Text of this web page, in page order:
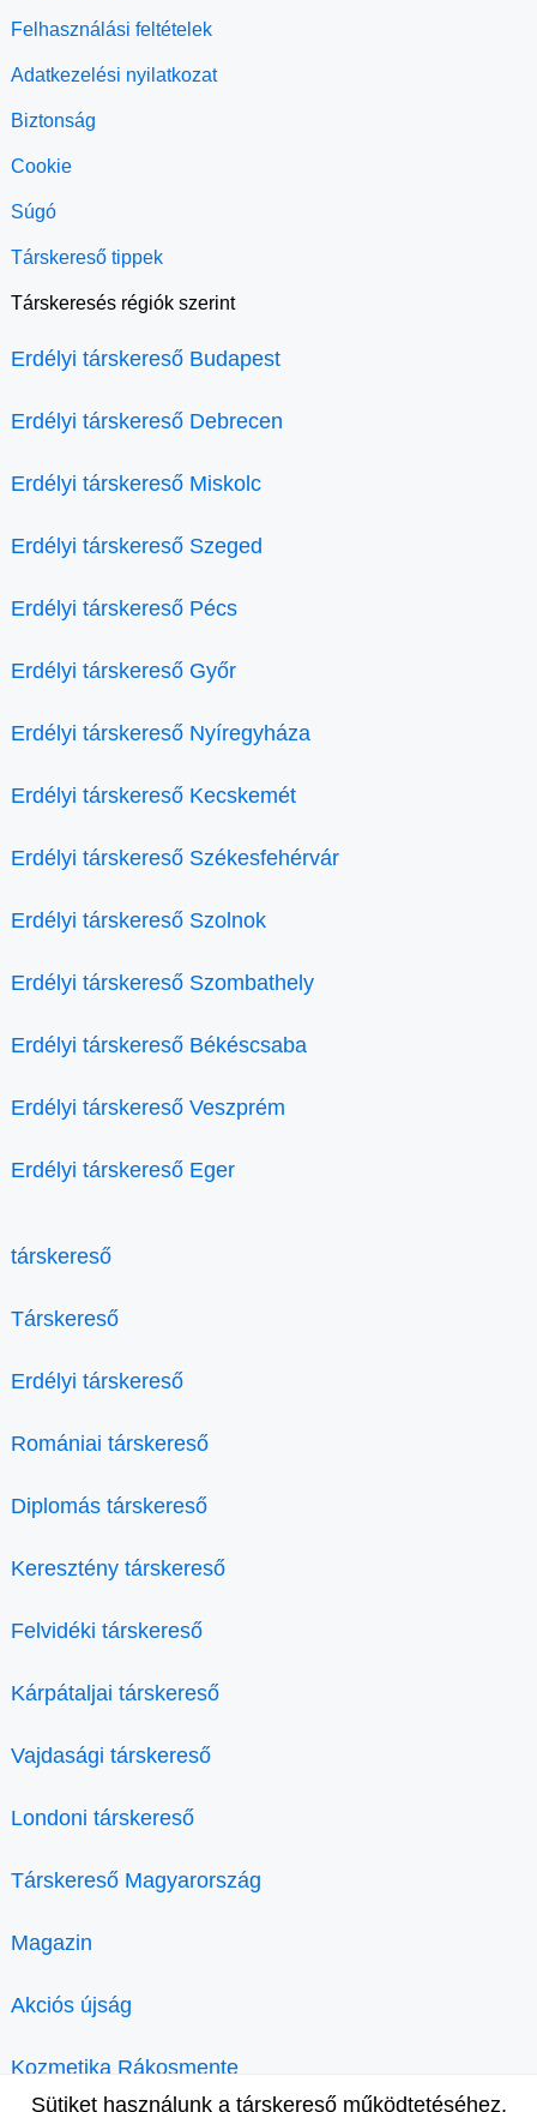
Felhasználási feltételek
Adatkezelési nyilatkozat
Biztonság
Cookie
Súgó
Társkereső tippek
Társkeresés régiók szerint
Erdélyi társkereső Budapest
Erdélyi társkereső Debrecen
Erdélyi társkereső Miskolc
Erdélyi társkereső Szeged
Erdélyi társkereső Pécs
Erdélyi társkereső Győr
Erdélyi társkereső Nyíregyháza
Erdélyi társkereső Kecskemét
Erdélyi társkereső Székesfehérvár
Erdélyi társkereső Szolnok
Erdélyi társkereső Szombathely
Erdélyi társkereső Békéscsaba
Erdélyi társkereső Veszprém
Erdélyi társkereső Eger
társkereső
Társkereső
Erdélyi társkereső
Romániai társkereső
Diplomás társkereső
Keresztény társkereső
Felvidéki társkereső
Kárpátaljai társkereső
Vajdasági társkereső
Londoni társkereső
Társkereső Magyarország
Magazin
Akciós újság
Kozmetika Rákosmente
Sütiket használunk a társkereső működtetéséhez.